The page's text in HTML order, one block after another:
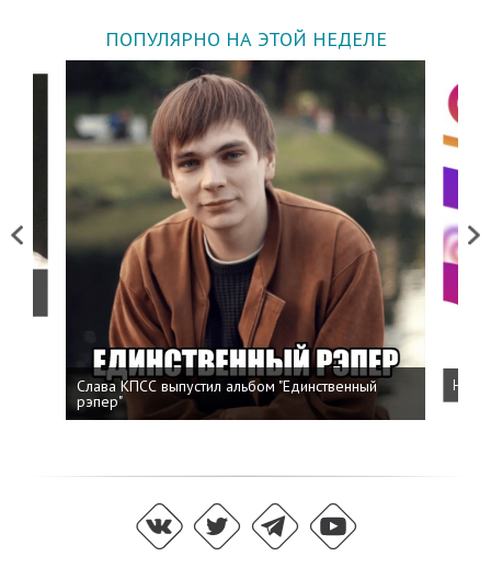
ПОПУЛЯРНО НА ЭТОЙ НЕДЕЛЕ
Previous
Слава КПСС выпустил альбом "Единственный
рэпер"
Next